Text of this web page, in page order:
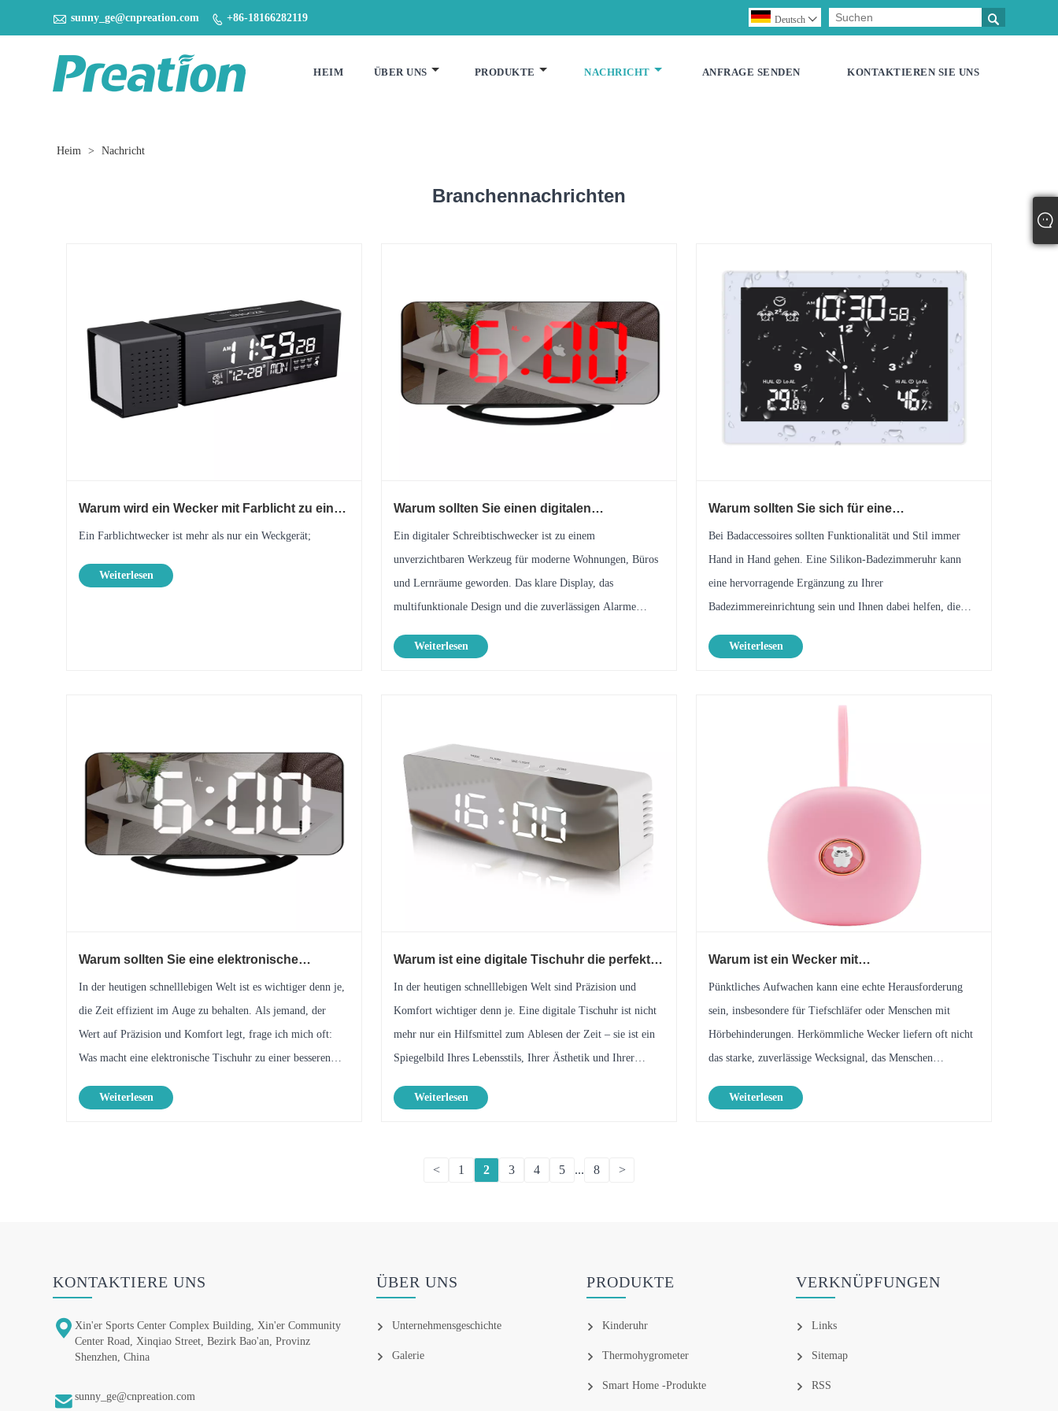
 sunny_ge@cnpreation.com  +86-18166282119 
Deutsch 
HEIM ÜBER UNS PRODUKTE NACHRICHT ANFRAGE SENDEN KONTAKTIEREN SIE UNS
Heim > Nachricht
Branchennachrichten
Warum wird ein Wecker mit Farblicht zu einer
​Ein Farblichtwecker ist mehr als nur ein Weckgerät;
Weiterlesen
Warum sollten Sie einen digitalen
wählen?
​Ein digitaler Schreibtischwecker ist zu einem
unverzichtbaren Werkzeug für moderne Wohnungen, Büros
und Lernräume geworden. Das klare Display, das
multifunktionale Design und die zuverlässigen Alarme
können. Da sich die Menschen zunehmend au......
Weiterlesen
Warum sollten Sie sich für eine
entscheiden?
Bei Badaccessoires sollten Funktionalität und Stil immer
Hand in Hand gehen. Eine Silikon-Badezimmeruhr kann
eine hervorragende Ergänzung zu Ihrer
Badezimmereinrichtung sein und Ihnen dabei helfen, die
oft nassen Umgebung standzuhalten. Die ......
Weiterlesen
Warum sollten Sie eine elektronische
In der heutigen schnelllebigen Welt ist es wichtiger denn je,
die Zeit effizient im Auge zu behalten. Als jemand, der
Wert auf Präzision und Komfort legt, frage ich mich oft:
Was macht eine elektronische Tischuhr zu einer besseren
vereint Funk......
Weiterlesen
Warum ist eine digitale Tischuhr die perfekte
modernes Wohnen?
In der heutigen schnelllebigen Welt sind Präzision und
Komfort wichtiger denn je. Eine digitale Tischuhr ist nicht
mehr nur ein Hilfsmittel zum Ablesen der Zeit – sie ist ein
Spiegelbild Ihres Lebensstils, Ihrer Ästhetik und Ihrer
oder Küche......
Weiterlesen
Warum ist ein Wecker mit
Lösung für schwere Schläfer?
Pünktliches Aufwachen kann eine echte Herausforderung
sein, insbesondere für Tiefschläfer oder Menschen mit
Hörbehinderungen. Herkömmliche Wecker liefern oft nicht
das starke, zuverlässige Wecksignal, das Menschen
ein innovatives Gerät, das daf......
Weiterlesen
< 1 2 3 4 5 ... 8 >
KONTAKTIERE UNS
Xin'er Sports Center Complex Building, Xin'er Community
Center Road, Xinqiao Street, Bezirk Bao'an, Provinz
Shenzhen, China
sunny_ge@cnpreation.com
ÜBER UNS
Unternehmensgeschichte
Galerie
PRODUKTE
Kinderuhr
Thermohygrometer
Smart Home -Produkte
VERKNÜPFUNGEN
Links
Sitemap
RSS